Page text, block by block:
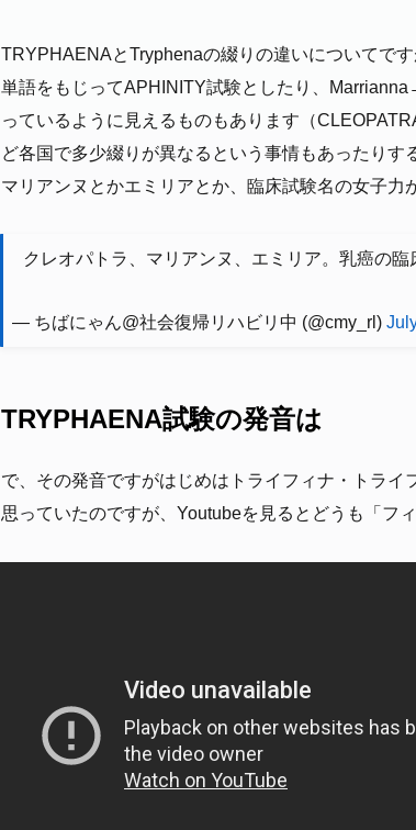
TRYPHAENAとTryphenaの綴りの違いについてで
単語をもじってAPHINITY試験としたり、
っているように見えるものもあります（
ど各国で多少綴りが異なるという事情もあったり
マリアンヌとかエミリアとか、臨床試験名の女子力
クレオパトラ、マリアンヌ、エミリア。乳癌の臨
— ちばにゃん@社会復帰リハビリ中 (@cmy_rl)
TRYPHAENA試験の発音は
で、その発音ですがはじめはトライフィナ・トラ
思っていたのですが、Youtubeを見るとどうも「フ